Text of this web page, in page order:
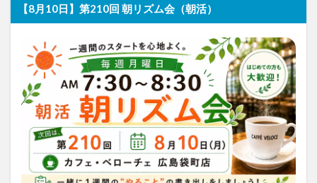
【8月10日】第210回 朝リズム会（朝活）